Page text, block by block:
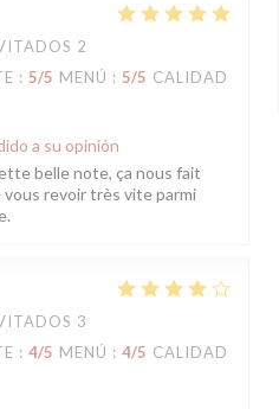
2
: 5/5 MENÚ : 5/5 CALIDAD
a su opinión
belle note, ça nous fait
revoir très vite parmi
3
: 4/5 MENÚ : 4/5 CALIDAD